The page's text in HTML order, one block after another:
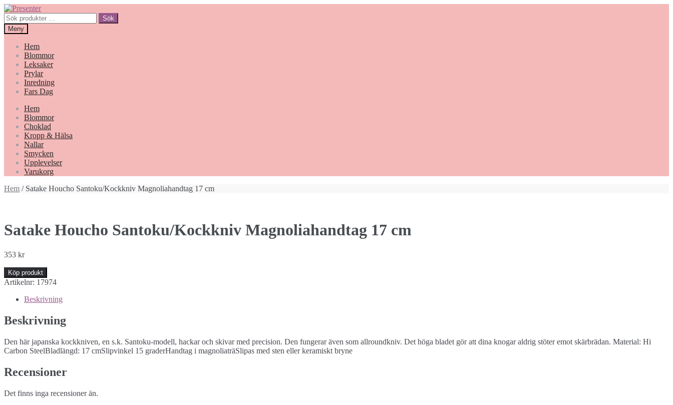
Hoppa
till
navigering
Gå
till
innehåll
Sök
efter:
Sök
Meny
Hem
Blommor
Leksaker
Prylar
Inredning
Fars Dag
Hem
Blommor
Choklad
Kropp & Hälsa
Nallar
Smycken
Upplevelser
Varukorg
Hem / Satake Houcho Santoku/Kockkniv Magnoliahandtag 17 cm
Satake Houcho Santoku/Kockkniv Magnoliahandtag 17 cm
353 kr
Köp produkt
Artikelnr: 17974
Beskrivning
Beskrivning
Den här japanska kockkniven, en s.k. Santoku-modell, hackar och skivar med precision. Den fungerar även som allroundkniv. Det höga bladet gör att dina knogar aldrig stöter emot skärbrädan. Material: Hi
Carbon SteelBladlängd: 17 cmSlipvinkel 15 graderHandtag i magnoliaträSlipas med sten eller keramiskt bryne
Recensioner
Det finns inga recensioner än.